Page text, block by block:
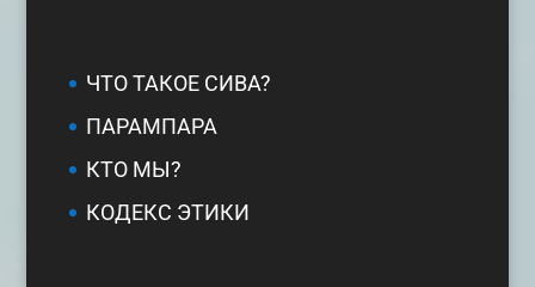
ЧТО ТАКОЕ СИВА?
ПАРАМПАРА
КТО МЫ?
КОДЕКС ЭТИКИ